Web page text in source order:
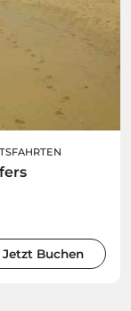
Jetzt Buchen